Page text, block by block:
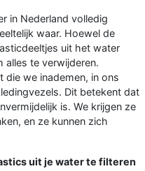
in Nederland volledig
waar. Hoewel de
uit het water
alles te verwijderen.
die we inademen, in ons
Dit betekent dat
is. We krijgen ze
en ze kunnen zich
uit je water te filteren